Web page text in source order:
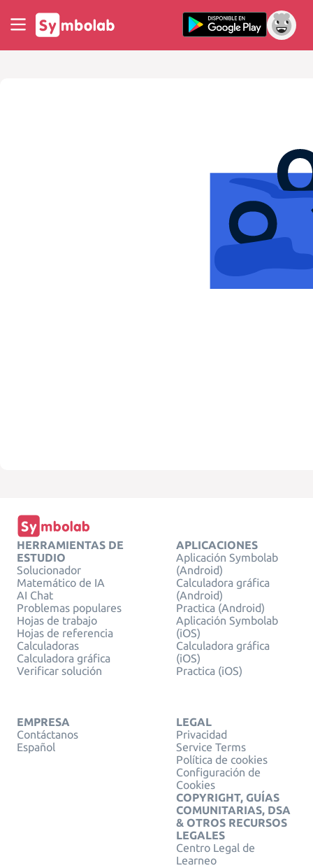
HERRAMIENTAS DE
ESTUDIO
Solucionador
Matemático de IA
AI Chat
Problemas populares
Hojas de trabajo
Hojas de referencia
Calculadoras
Calculadora gráfica
Verificar solución
APLICACIONES
Aplicación Symbolab
(Android)
Calculadora gráfica
(Android)
Practica (Android)
Aplicación Symbolab
(iOS)
Calculadora gráfica
(iOS)
Practica (iOS)
EMPRESA
Contáctanos
Español
LEGAL
Privacidad
Service Terms
Política de cookies
Configuración de
Cookies
COPYRIGHT, GUÍAS
COMUNITARIAS, DSA
& OTROS RECURSOS
LEGALES
Centro Legal de
Learneo